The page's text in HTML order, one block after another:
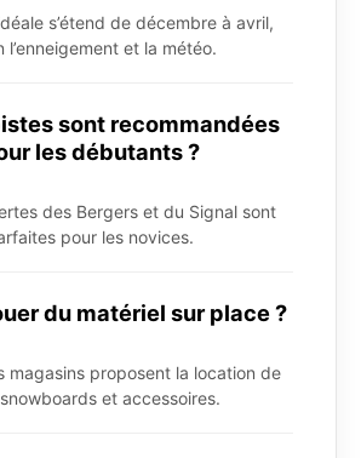
s’étend de décembre à avril,
l’enneigement et la météo.
sont recommandées
les débutants ?
des Bergers et du Signal sont
pour les novices.
du matériel sur place ?
magasins proposent la location de
et accessoires.